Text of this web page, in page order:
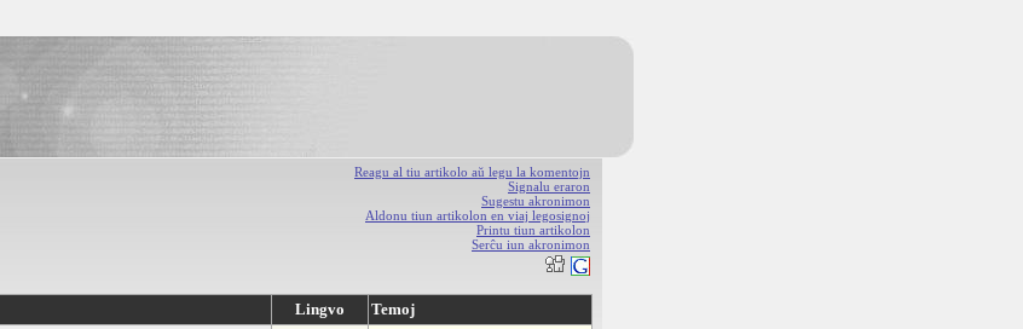
Reagu al tiu artikolo aŭ legu la komentojn
Signalu eraron
Sugestu akronimon
Aldonu tiun artikolon en viaj legosignoj
Printu tiun artikolon
Serĉu iun akronimon
Lingvo Temoj